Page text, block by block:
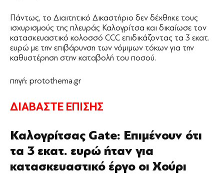
Πάντως, το Διαιτητικό Δικαστήριο δεν δέχθηκε τους
ισχυρισμούς της πλευράς Καλογρίτσα και δικαίωσε τον
κατασκευαστικό κολοσσό CCC επιδικάζοντας τα 3 εκατ.
ευρώ με την επιβάρυνση των νόμιμων τόκων για την
καθυστέρηση στην καταβολή του ποσού.
πηγή: protothema.gr
ΔΙΑΒΑΣΤΕ ΕΠΙΣΗΣ
Καλογρίτσας Gate: Επιμένουν ότι
τα 3 εκατ. ευρώ ήταν για
κατασκευαστικό έργο οι Χούρι